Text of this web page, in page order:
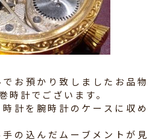
お預かり致しましたお品物
時計でございます。
計を腕時計のケースに収め
の込んだムーブメントが見